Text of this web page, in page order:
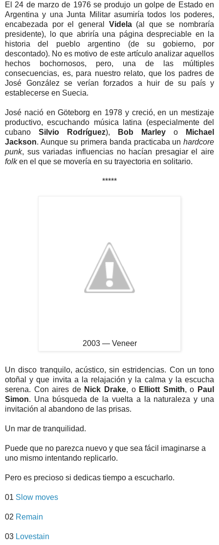
El 24 de marzo de 1976 se produjo un golpe de Estado en
Argentina y una Junta Militar asumiría todos los poderes,
encabezada por el general Videla(al que se nombraría
presidente), lo que abriría una página despreciable en la
historia del pueblo argentino (de su gobierno, por
descontado). No es motivo de este artículo analizar aquellos
hechos bochornosos, pero, una de las múltiples
consecuencias, es, para nuestro relato, que los padres de
José González se verían forzados a huir de su país y
establecerse en Suecia.
José nació en Göteborg en 1978 y creció, en un mestizaje
productivo, escuchando música latina (especialmente del
cubano Silvio Rodríguez), Bob Marley o
Michael
Jackson. Aunque su primera banda practicaba un hardcore
punk, sus variadas influencias no hacían presagiar el aire
folken el que se movería en su trayectoria en solitario.
*****
2003 — Veneer
Un disco tranquilo, acústico, sin estridencias. Con un tono
otoñal y que invita a la relajación y la calma y la escucha
serena. Con aires de Nick Drake, o Elliott Smith, o Paul
Simon. Una búsqueda de la vuelta a la naturaleza y una
invitación al abandono de las prisas.
Un mar de tranquilidad.
Puede que no parezca nuevo y que sea fácil imaginarse a
uno mismo intentando replicarlo.
Pero es precioso si dedicas tiempo a escucharlo.
01 Slow moves
02 Remain
03 Lovestain